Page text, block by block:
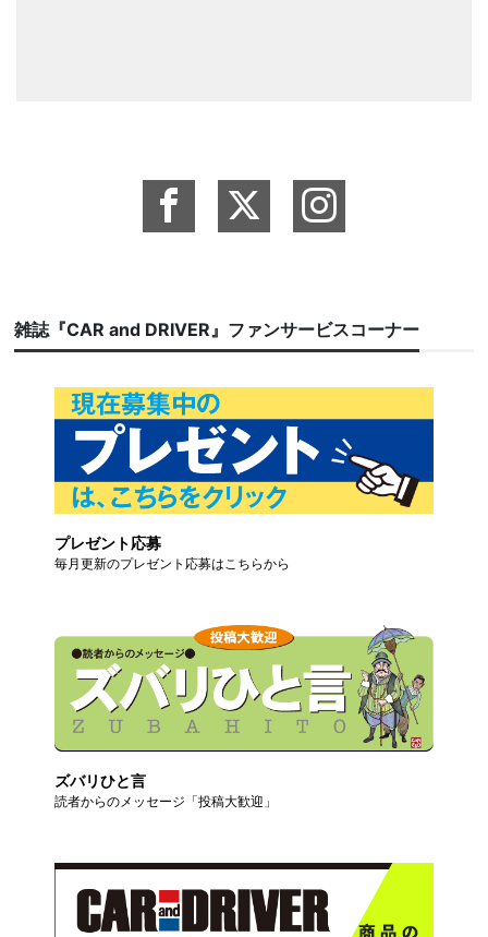
雑誌『CAR and DRIVER』ファンサービスコーナー
プレゼント応募
毎月更新のプレゼント応募はこちらから
ズバリひと言
読者からのメッセージ「投稿大歓迎」